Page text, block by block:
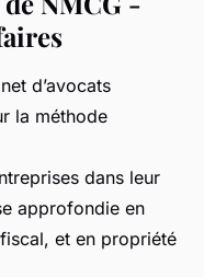
d’avocats
la méthode
dans leur
approfondie en
et en propriété